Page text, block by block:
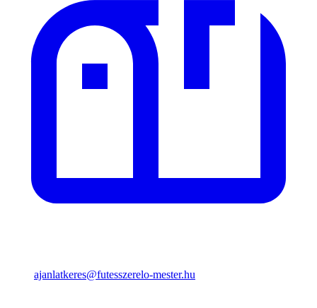
ajanlatkeres@futesszerelo-mester.hu